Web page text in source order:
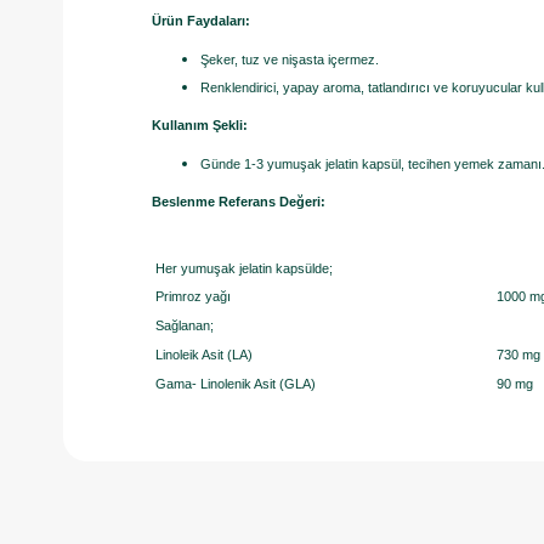
Ürün Faydaları:
Şeker, tuz ve nişasta içermez.
Renklendirici, yapay aroma, tatlandırıcı ve koruyucular
Kullanım Şekli:
Günde 1-3 yumuşak jelatin kapsül, tecihen yemek zamanı.
Beslenme Referans Değeri:
Her yumuşak jelatin kapsülde;
Primroz yağı
1000
Sağlanan;
Linoleik Asit (LA)
730 mg
Gama- Linolenik Asit (GLA)
90 mg